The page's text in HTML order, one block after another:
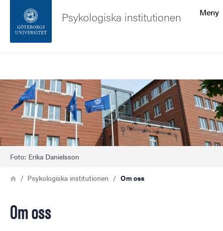
Sidfoten
Om webbplatsen
Meny
Psykologiska institutionen
Bild
Foto: Erika Danielsson
Länkstig
HemPsykologiska institutionen Om oss
Om oss